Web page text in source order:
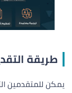
طريقة
يمكن للمتقدمين